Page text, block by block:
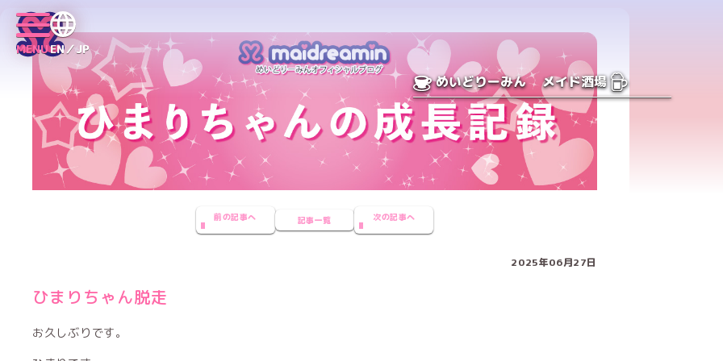
MENUEN／JP
めいどりーみん メイド酒場
前の記事へ 記事一覧 次の記事へ
2025年06月27日
ひまりちゃん脱走
お久しぶりです。